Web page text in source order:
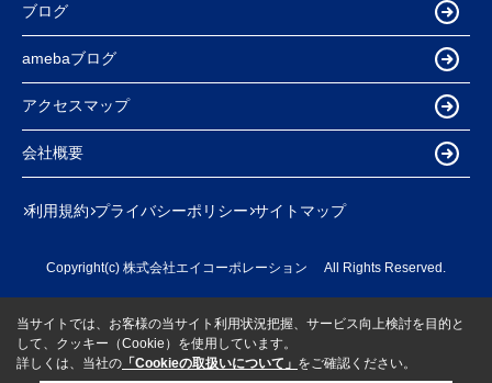
ブログ
amebaブログ
アクセスマップ
会社概要
利用規約 プライバシーポリシー サイトマップ
Copyright(c) 株式会社エイコーポレーション All Rights Reserved.
当サイトでは、お客様の当サイト利用状況把握、サービス向上検討を目的と
して、クッキー（Cookie）を使用しています。
詳しくは、当社の 「Cookieの取扱いについて」 をご確認ください。